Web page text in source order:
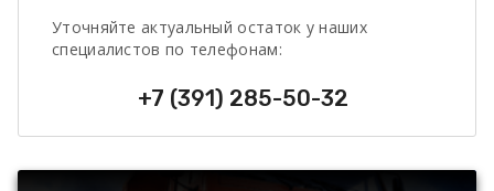
Уточняйте актуальный остаток у наших
специалистов по телефонам:
+7 (391) 285-50-32